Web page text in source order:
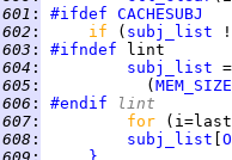
601 : #ifdef CACHESUBJ
602 : if ( subj_list
603 : #ifndef
604 : subj_list
605 :
           (
MEM_SIZE
606 : #endif lint
607 : for
608 : subj_list